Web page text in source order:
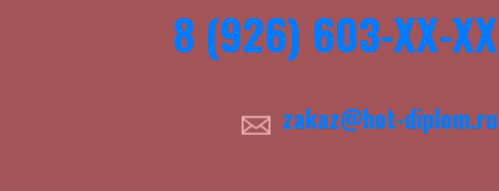
8 (926) 603-ХХ-ХХ
zakaz@hot-diplom.ru